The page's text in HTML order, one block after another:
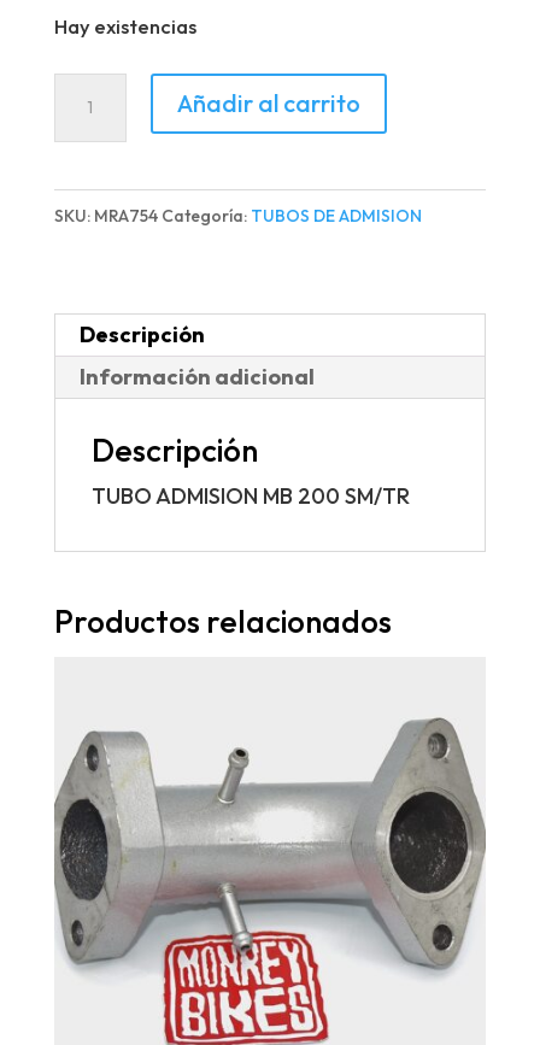
Hay existencias
ADMISION
200
Añadir al carrito
SKU: MRA754 Categoría: TUBOS DE ADMISION
Descripción
Información adicional
Descripción
TUBO ADMISION MB 200 SM/TR
Productos relacionados